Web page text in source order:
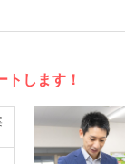
します！